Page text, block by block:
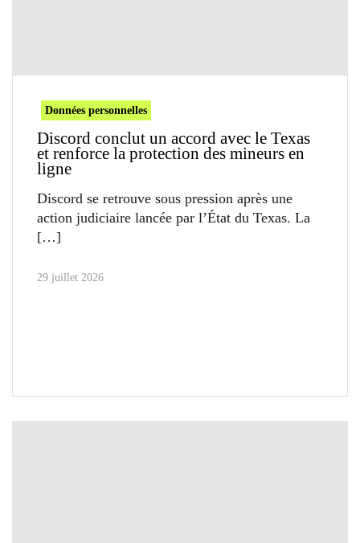
Données personnelles
Discord conclut un accord avec le Texas
et renforce la protection des mineurs en
ligne
Discord se retrouve sous pression après une
action judiciaire lancée par l’État du Texas. La
29 juillet 2026